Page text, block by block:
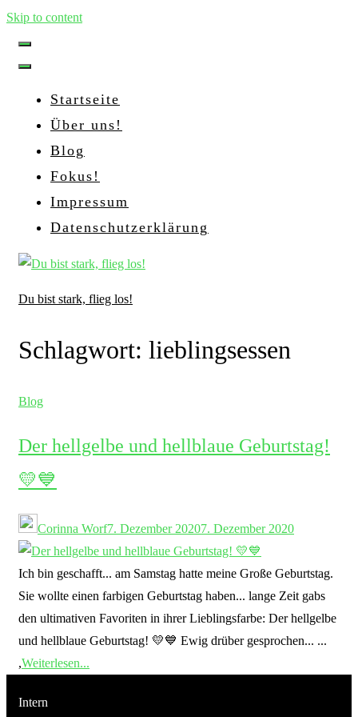
Skip to content
Startseite
Über uns!
Blog
Fokus!
Impressum
Datenschutzerklärung
Du bist stark, flieg los!
Schlagwort: lieblingsessen
Blog
Der hellgelbe und hellblaue Geburtstag!
💛💙
Corinna Worf7. Dezember 20207. Dezember 2020
Ich bin geschafft... am Samstag hatte meine Große Geburtstag.
Sie wollte einen farbigen Geburtstag haben... lange Zeit gabs
den ultimativen Favoriten in ihrer Lieblingsfarbe: Der hellgelbe
und hellblaue Geburtstag! 💛💙 Ewig drüber gesprochen... ...
,Weiterlesen...
Intern